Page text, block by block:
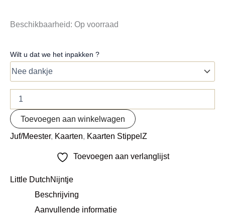
Beschikbaarheid: Op voorraad
Wilt u dat we het inpakken ?
Toevoegen aan winkelwagen
Juf/Meester, Kaarten Kaarten StippelZ
Toevoegen aan verlanglijst
Little DutchNijntje
Beschrijving
Aanvullende informatie